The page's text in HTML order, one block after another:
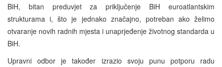
BiH, bitan preduvjet za priključenje BiH euroatlantskim
strukturama i, što je jednako značajno, potreban ako želimo
otvaranje novih radnih mjesta i unaprjeđenje životnog standarda u
BiH.
Upravni odbor je također izrazio svoju punu potporu radu